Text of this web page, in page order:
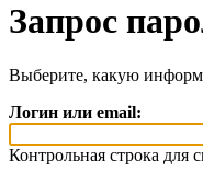
Запрос
Выберите, какую
Логин или email:
Контрольная строка для